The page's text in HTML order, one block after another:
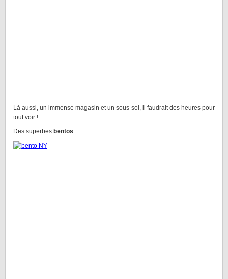
Là aussi, un immense magasin et un sous-sol, il faudrait des heures pour
tout voir !
Des superbes bentos :